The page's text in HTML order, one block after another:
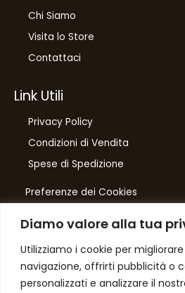
Diamo valore alla tua
Utilizziamo i cookie per
navigazione, offrirti pubblicità o
personalizzati e analizzare il
Chi Siamo
Visita lo Store
Contattaci
Link Utili
Privacy Policy
Condizioni di Vendita
Spese di Spedizione
Preferenze dei Cookies
Number One
di Domenico Toccacieli
Via G. Mazzini 5/C
61033 FERMIGNANO PU